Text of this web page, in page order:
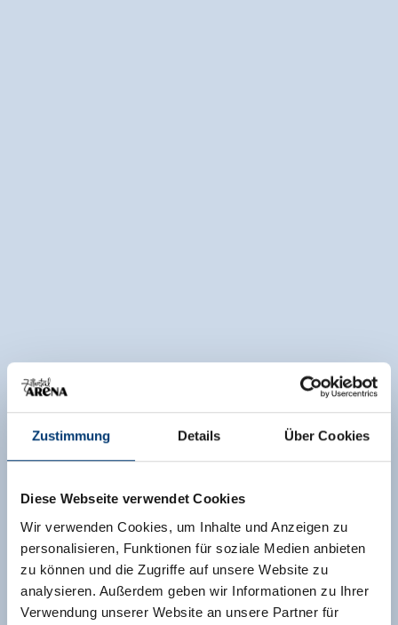
Zustimmung Details Über Cookies
Diese Webseite verwendet Cookies
Wir verwenden Cookies, um Inhalte und Anzeigen zu
personalisieren, Funktionen für soziale Medien anbieten
zu können und die Zugriffe auf unsere Website zu
analysieren. Außerdem geben wir Informationen zu Ihrer
Verwendung unserer Website an unsere Partner für